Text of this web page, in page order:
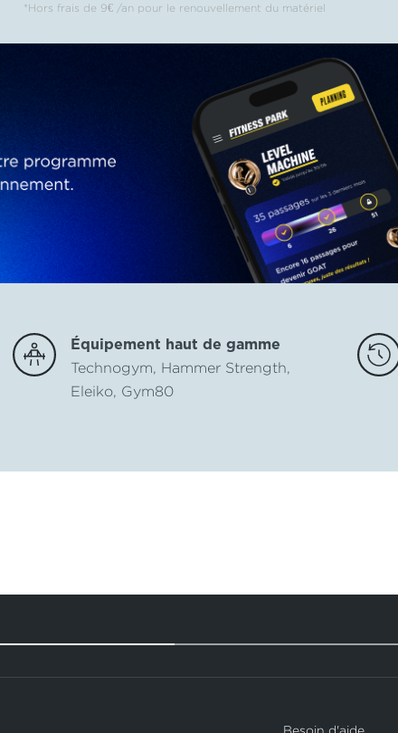
*Hors frais de 9€ /an pour le renouvellement du matériel
Équipement haut de gamme
Technogym, Hammer Strength,
Eleiko, Gym80
Besoin d'aide